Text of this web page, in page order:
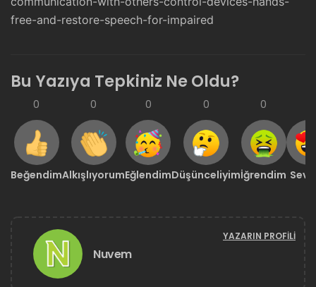
free-and-restore-speech-for-impaired
Bu Yazıya Tepkiniz Ne Oldu?
0
Beğendim
0
Alkışlıyorum
0
Eğlendim
0
Düşünceliyim
0
İğrendim
Nuvem
YAZARIN PROFILI